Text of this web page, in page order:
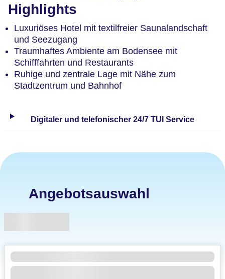
Highlights
Luxuriöses Hotel mit textilfreier Saunalandschaft
und Seezugang
Traumhaftes Ambiente am Bodensee mit
Schifffahrten und Restaurants
Ruhige und zentrale Lage mit Nähe zum
Stadtzentrum und Bahnhof
Digitaler und telefonischer 24/7 TUI Service
Angebotsauswahl